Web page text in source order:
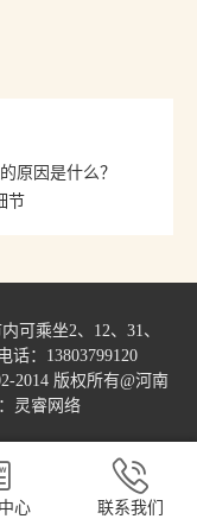
原因是什么？
节
可乘坐2、12、31、
话：13803799120
2014 版权所有@河南
灵睿网络
心 联系我们